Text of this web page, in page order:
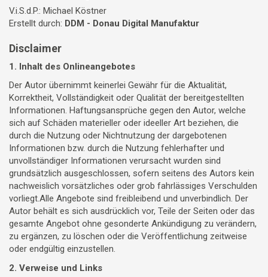
V.i.S.d.P.: Michael Köstner
Erstellt durch: DDM - Donau Digital Manufaktur
Disclaimer
1. Inhalt des Onlineangebotes
Der Autor übernimmt keinerlei Gewähr für die Aktualität,
Korrektheit, Vollständigkeit oder Qualität der bereitgestellten
Informationen. Haftungsansprüche gegen den Autor, welche
sich auf Schäden materieller oder ideeller Art beziehen, die
durch die Nutzung oder Nichtnutzung der dargebotenen
Informationen bzw. durch die Nutzung fehlerhafter und
unvollständiger Informationen verursacht wurden sind
grundsätzlich ausgeschlossen, sofern seitens des Autors kein
nachweislich vorsätzliches oder grob fahrlässiges Verschulden
vorliegt.Alle Angebote sind freibleibend und unverbindlich. Der
Autor behält es sich ausdrücklich vor, Teile der Seiten oder das
gesamte Angebot ohne gesonderte Ankündigung zu verändern,
zu ergänzen, zu löschen oder die Veröffentlichung zeitweise
oder endgültig einzustellen.
2. Verweise und Links